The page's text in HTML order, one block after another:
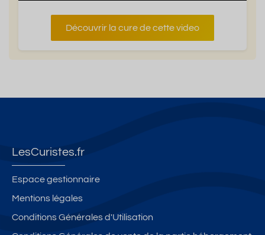
Découvrir la cure de cette video
LesCuristes.fr
Espace gestionnaire
Mentions légales
Conditions Générales d'Utilisation